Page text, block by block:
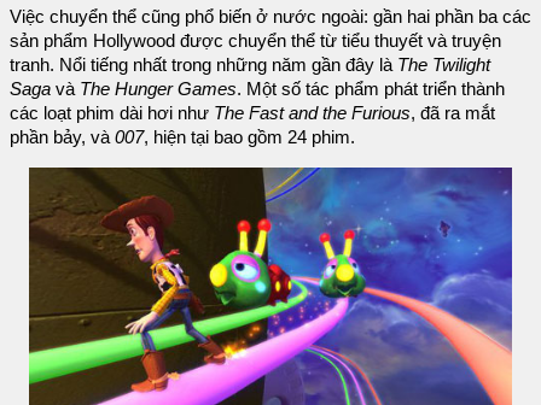
Việc chuyển thể cũng phổ biến ở nước ngoài: gần hai phần ba các
sản phẩm Hollywood được chuyển thể từ tiểu thuyết và truyện
tranh. Nổi tiếng nhất trong những năm gần đây là The Twilight
Saga và The Hunger Games. Một số tác phẩm phát triển thành
các loạt phim dài hơi như The Fast and the Furious, đã ra mắt
phần bảy, và007, hiện tại bao gồm 24 phim.